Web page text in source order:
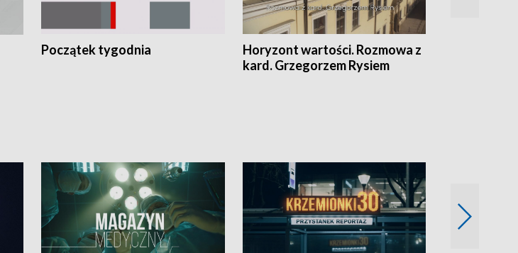
Początek tygodnia
Horyzont wartości. Rozmowa z
kard. Grzegorzem Rysiem